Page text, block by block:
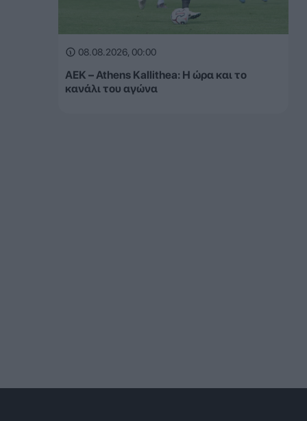
08.08.2026, 00:00
ΑΕΚ – Athens Kallithea: Η ώρα και το
κανάλι του αγώνα